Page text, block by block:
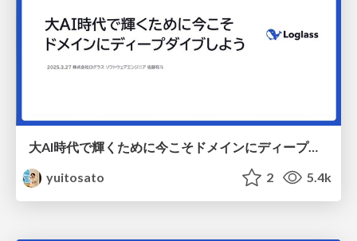
大AI時代で輝くために今こそドメインにディープダイブしよう / Deep Dive into Domain in AI-Agent-Era
yuitosato
2 5.4k